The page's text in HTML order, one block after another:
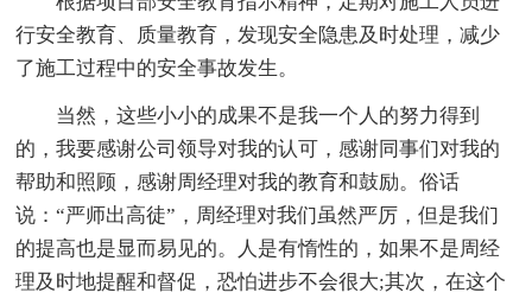
行安全教育、质量教育，发现安全隐患及时处理，减少
了施工过程中的安全事故发生。
当然，这些小小的成果不是我一个人的努力得到
的，我要感谢公司领导对我的认可，感谢同事们对我的
帮助和照顾，感谢周经理对我的教育和鼓励。俗话
说：“严师出高徒”，周经理对我们虽然严厉，但是我们
的提高也是显而易见的。人是有惰性的，如果不是周经
理及时地提醒和督促，恐怕进步不会很大;其次，在这个